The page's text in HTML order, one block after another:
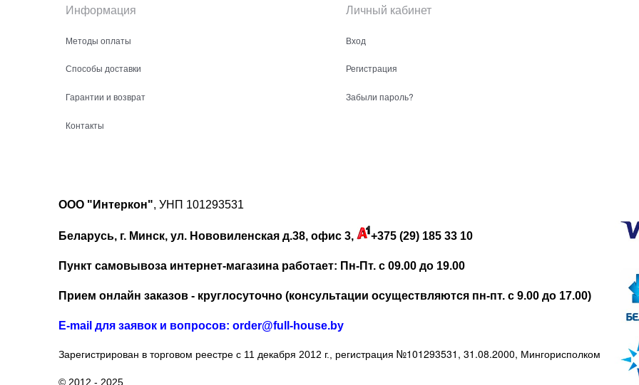
Информация
Методы оплаты
Способы доставки
Гарантии и возврат
Контакты
Личный кабинет
Вход
Регистрация
Забыли пароль?
ООО "Интеркон", УНП 101293531
Беларусь, г. Минск, ул. Нововиленская д.38, офис 3, +375 (29) 185 33 10
Пункт самовывоза интернет-магазина работает: Пн-Пт. с 09.00 до 19.00
Прием онлайн заказов - круглосуточно (консультации осуществляются пн-пт. с 9.00 до 17.00)
Е-mail для заявок и вопросов: order@full-house.by
Зарегистрирован в торговом реестре с 11 декабря 2012 г., регистрация №101293531, 31.08.2000, Мингорисполком
© 2012 - 2025